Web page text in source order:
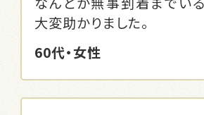
大変助かりました。
60代・女性